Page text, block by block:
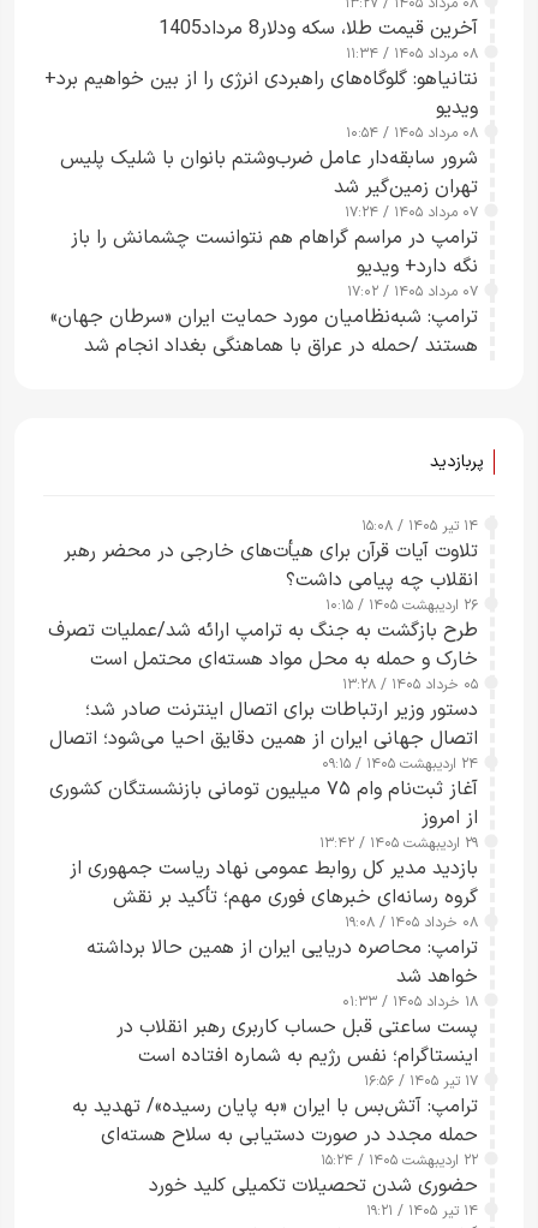
آخرین قیمت طلا، سکه ودلار8 مرداد1405
۰۸ مرداد ۱۴۰۵ / ۱۱:۳۴
نتانیاهو: گلوگاه‌های راهبردی انرژی را از بین خواهیم برد+
ویدیو
۰۸ مرداد ۱۴۰۵ / ۱۰:۵۴
شرور سابقه‌دار عامل ضرب‌وشتم بانوان با شلیک پلیس
تهران زمین‌گیر شد
۰۷ مرداد ۱۴۰۵ / ۱۷:۲۴
ترامپ در مراسم گراهام هم نتوانست چشمانش را باز
نگه دارد+ ویدیو
۰۷ مرداد ۱۴۰۵ / ۱۷:۰۲
ترامپ: شبه‌نظامیان مورد حمایت ایران «سرطان جهان»
هستند /حمله در عراق با هماهنگی بغداد انجام شد
پربازدید
۱۴ تیر ۱۴۰۵ / ۱۵:۰۸
تلاوت آیات قرآن برای هیأت‌های خارجی در محضر رهبر
انقلاب چه پیامی داشت؟
۲۶ اردیبهشت ۱۴۰۵ / ۱۰:۱۵
طرح‌ بازگشت به جنگ به ترامپ ارائه شد/عملیات تصرف
خارک و حمله به محل مواد هسته‌ای محتمل است
۰۵ خرداد ۱۴۰۵ / ۱۳:۲۸
دستور وزیر ارتباطات برای اتصال اینترنت صادر شد؛
اتصال جهانی ایران از همین دقایق احیا می‌شود؛ اتصال
کامل مردم تا ۲۴ ساعت آینده
۲۴ اردیبهشت ۱۴۰۵ / ۰۹:۱۵
آغاز ثبت‌نام وام ۷۵ میلیون تومانی بازنشستگان کشوری
از امروز
۲۹ اردیبهشت ۱۴۰۵ / ۱۳:۴۲
بازدید مدیر کل روابط عمومی نهاد ریاست جمهوری از
گروه رسانه‌ای خبرهای فوری مهم؛ تأکید بر نقش
رسانه‌های هوشمند و مسئول در ارتقای آگاهی عمومی
۰۸ خرداد ۱۴۰۵ / ۱۹:۰۸
ترامپ: محاصره دریایی ایران از همین حالا برداشته
خواهد شد
۱۸ خرداد ۱۴۰۵ / ۰۱:۳۳
پست ساعتی قبل حساب کاربری رهبر انقلاب در
اینستاگرام؛ نفس رژیم به شماره افتاده است​
۱۷ تیر ۱۴۰۵ / ۱۶:۵۶
ترامپ: آتش‌بس با ایران «به پایان رسیده»/ تهدید به
حمله مجدد در صورت دستیابی به سلاح هسته‌ای
۲۲ اردیبهشت ۱۴۰۵ / ۱۵:۲۴
حضوری شدن تحصیلات تکمیلی کلید خورد
۱۴ تیر ۱۴۰۵ / ۱۹:۲۱